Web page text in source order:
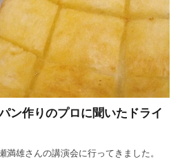
ン作りのプロに聞いたドライ
雄さんの講演会に行ってきました。